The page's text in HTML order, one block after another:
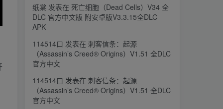
纸棠 发表在 死亡细胞（Dead Cells）V34 全
DLC 官方中文版 附安卓版V3.3.15全DLC
APK
114514口 发表在 刺客信条：起源
（Assassin’s Creed® Origins）V1.51 全DLC
官方中文
114514口 发表在 刺客信条：起源
（Assassin’s Creed® Origins）V1.51 全DLC
官方中文